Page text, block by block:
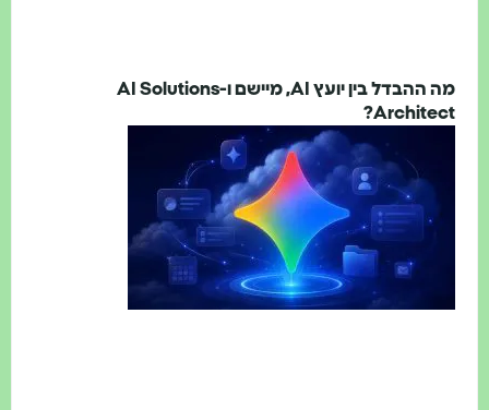
מה ההבדל בין יועץ AI, מיישם ו-AI Solutions
Architect?